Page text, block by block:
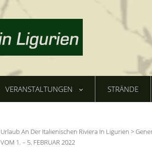
VERANSTALTUNGEN STRÄNDE
Urlaub An Der Italienischen Riviera In Ligurien >
VOM 1. – 5. FEBRUAR 2022